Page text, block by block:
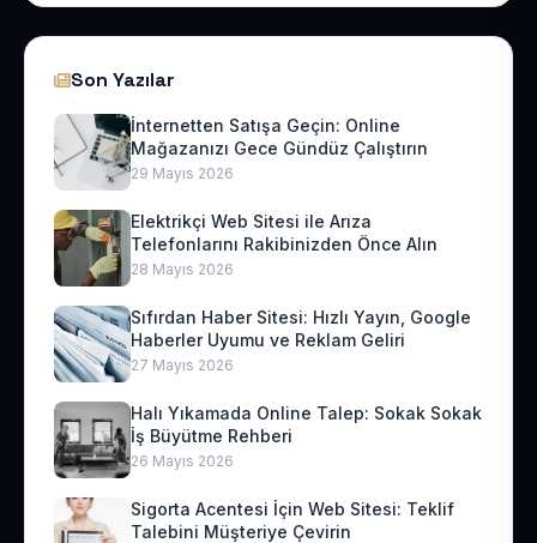
Son Yazılar
İnternetten Satışa Geçin: Online
Mağazanızı Gece Gündüz Çalıştırın
29 Mayıs 2026
Elektrikçi Web Sitesi ile Arıza
Telefonlarını Rakibinizden Önce Alın
28 Mayıs 2026
Sıfırdan Haber Sitesi: Hızlı Yayın, Google
Haberler Uyumu ve Reklam Geliri
27 Mayıs 2026
Halı Yıkamada Online Talep: Sokak Sokak
İş Büyütme Rehberi
26 Mayıs 2026
Sigorta Acentesi İçin Web Sitesi: Teklif
Talebini Müşteriye Çevirin